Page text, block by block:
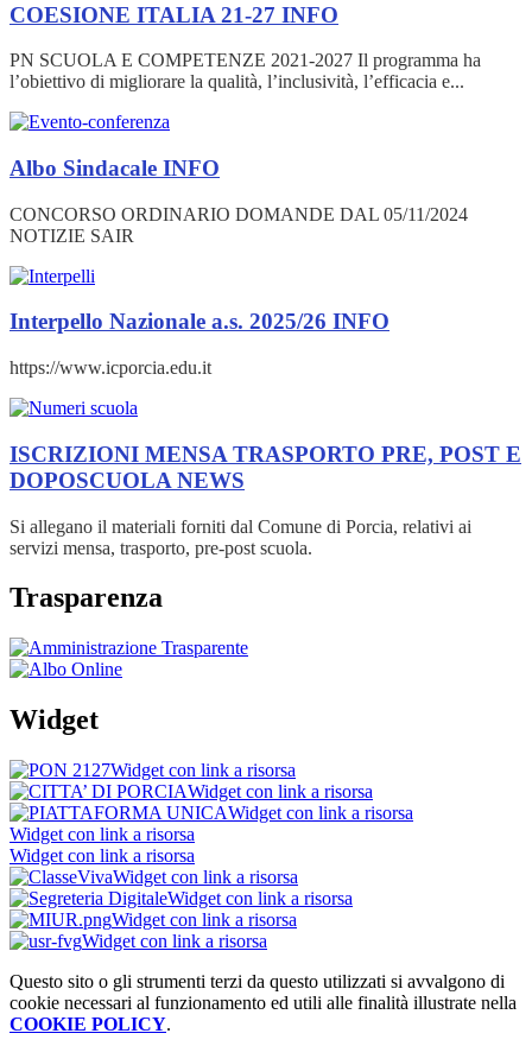
COESIONE ITALIA 21-27 INFO
PN SCUOLA E COMPETENZE 2021-2027 Il programma ha
l’obiettivo di migliorare la qualità, l’inclusività, l’efficacia e...
Albo Sindacale INFO
CONCORSO ORDINARIO DOMANDE DAL 05/11/2024
NOTIZIE SAIR
Interpello Nazionale a.s. 2025/26 INFO
https://www.icporcia.edu.it
ISCRIZIONI MENSA TRASPORTO PRE, POST E
DOPOSCUOLA NEWS
Si allegano il materiali forniti dal Comune di Porcia, relativi ai
servizi mensa, trasporto, pre-post scuola.
Trasparenza
Widget
Widget con link a risorsa
Widget con link a risorsa
Widget con link a risorsa
Widget con link a risorsa
Widget con link a risorsa
Widget con link a risorsa
Widget con link a risorsa
Widget con link a risorsa
Widget con link a risorsa
Questo sito o gli strumenti terzi da questo utilizzati si avvalgono di
cookie necessari al funzionamento ed utili alle finalità illustrate nella
COOKIE POLICY.